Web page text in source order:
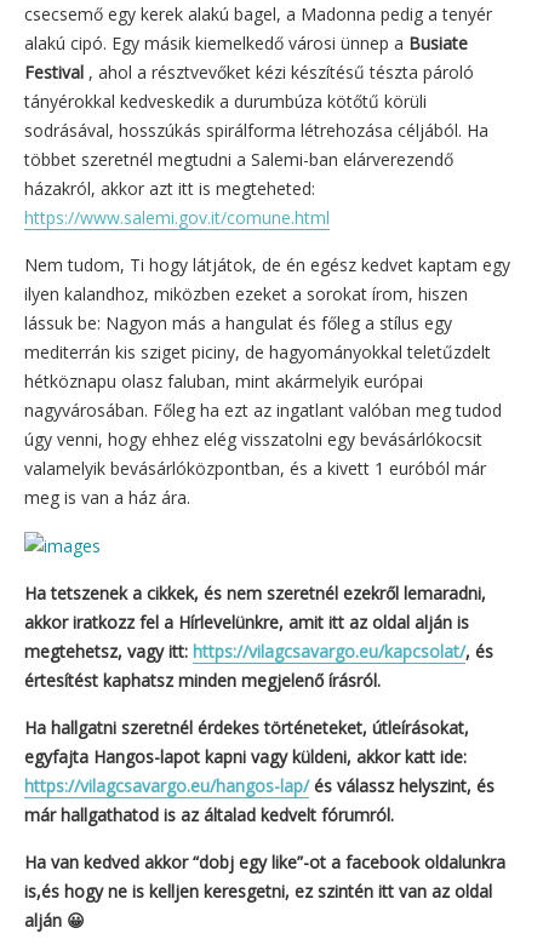
csecsemő egy kerek alakú bagel, a Madonna pedig a tenyér
alakú cipó. Egy másik kiemelkedő városi ünnep a Busiate
Festival , ahol a résztvevőket kézi készítésű tészta pároló
tányérokkal kedveskedik a durumbúza kötőtű körüli
sodrásával, hosszúkás spirálforma létrehozása céljából. Ha
többet szeretnél megtudni a Salemi-ban elárverezendő
házakról, akkor azt itt is megteheted:
https://www.salemi.gov.it/comune.html
Nem tudom, Ti hogy látjátok, de én egész kedvet kaptam egy
ilyen kalandhoz, miközben ezeket a sorokat írom, hiszen
lássuk be: Nagyon más a hangulat és főleg a stílus egy
mediterrán kis sziget piciny, de hagyományokkal teletűzdelt
hétköznapu olasz faluban, mint akármelyik európai
nagyvárosában. Főleg ha ezt az ingatlant valóban meg tudod
úgy venni, hogy ehhez elég visszatolni egy bevásárlókocsit
valamelyik bevásárlóközpontban, és a kivett 1 euróból már
meg is van a ház ára.
Ha tetszenek a cikkek, és nem szeretnél ezekről lemaradni,
akkor iratkozz fel a Hírlevelünkre, amit itt az oldal alján is
megtehetsz, vagy itt: https://vilagcsavargo.eu/kapcsolat/, és
értesítést kaphatsz minden megjelenő írásról.
Ha hallgatni szeretnél érdekes történeteket, útleírásokat,
egyfajta Hangos-lapot kapni vagy küldeni, akkor katt ide:
https://vilagcsavargo.eu/hangos-lap/és válassz helyszint, és
már hallgathatod is az általad kedvelt fórumról.
Ha van kedved akkor “dobj egy like”-ot a facebook oldalunkra
is,és hogy ne is kelljen keresgetni, ez szintén itt van az oldal
alján 😀